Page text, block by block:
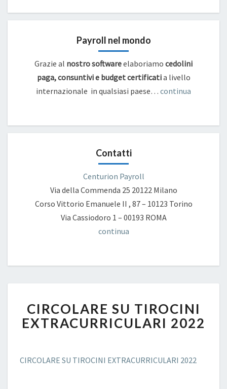
Payroll nel mondo
Grazie al nostro softwareelaboriamo cedolini
paga, consuntivi e budget certificatia livello
internazionale in qualsiasi paese… continua
Contatti
Centurion Payroll
Via della Commenda 25 20122 Milano
Corso Vittorio Emanuele II , 87 – 10123 Torino
Via Cassiodoro 1 – 00193 ROMA
continua
SU
TIROCINI
EXTRACURRICULARI
CIRCOLARE SU TIROCINI
EXTRACURRICULARI 2022
CIRCOLARE SU TIROCINI EXTRACURRICULARI 2022